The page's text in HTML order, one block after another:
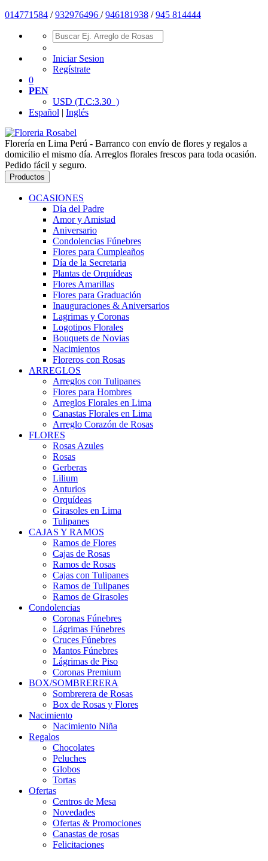
014771584 /932976496 /946181938 /945 814444
Iniciar Sesion
Regístrate
0
PEN
USD (T.C:3.30 )
Español | Inglés
Florería en Lima Perú - Barranco con envío de flores y regalos a
domicilio el mismo día. Arreglos florales frescos para toda ocasión.
Pedido fácil y seguro.
Productos
OCASIONES
Día del Padre
Amor y Amistad
Aniversario
Condolencias Fúnebres
Flores para Cumpleaños
Día de la Secretaria
Plantas de Orquídeas
Flores Amarillas
Flores para Graduación
Inauguraciones & Aniversarios
Lagrimas y Coronas
Logotipos Florales
Bouquets de Novias
Nacimientos
Floreros con Rosas
ARREGLOS
Arreglos con Tulipanes
Flores para Hombres
Arreglos Florales en Lima
Canastas Florales en Lima
Arreglo Corazón de Rosas
FLORES
Rosas Azules
Rosas
Gerberas
Lilium
Anturios
Orquídeas
Girasoles en Lima
Tulipanes
CAJAS Y RAMOS
Ramos de Flores
Cajas de Rosas
Ramos de Rosas
Cajas con Tulipanes
Ramos de Tulipanes
Ramos de Girasoles
Condolencias
Coronas Fúnebres
Lágrimas Fúnebres
Cruces Fúnebres
Mantos Fúnebres
Lágrimas de Piso
Coronas Premium
BOX/SOMBRERERA
Sombrerera de Rosas
Box de Rosas y Flores
Nacimiento
Nacimiento Niña
Regalos
Chocolates
Peluches
Globos
Tortas
Ofertas
Centros de Mesa
Novedades
Ofertas & Promociones
Canastas de rosas
Felicitaciones